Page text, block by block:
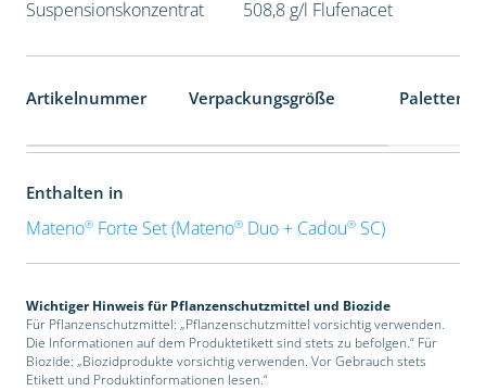
Suspensionskonzentrat 508,8 g/l Flufenacet
Artikelnummer Verpackungsgröße
Enthalten in
Mateno®Forte Set (Mateno®Duo + Cadou®SC)
Wichtiger Hinweis für Pflanzenschutzmittel und Biozide
Für Pflanzenschutzmittel: „Pflanzenschutzmittel vorsichtig verwenden.
Die Informationen auf dem Produktetikett sind stets zu befolgen.“ Für
Biozide: „Biozidprodukte vorsichtig verwenden. Vor Gebrauch stets
Etikett und Produktinformationen lesen.“